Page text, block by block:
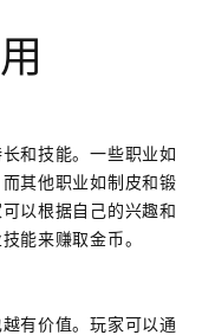
和技能。一些职业如
其他职业如制皮和锻
以根据自己的兴趣和
能来赚取金币。
有价值。玩家可以通